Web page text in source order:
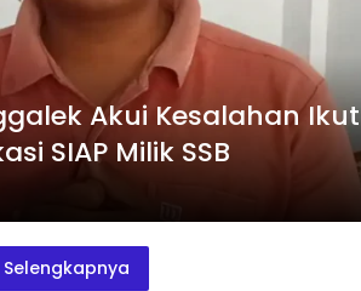
Akui Kesalahan Ikut
SIAP Milik SSB
Selengkapnya